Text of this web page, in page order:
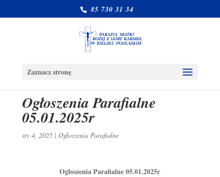
85 730 31 34
Zaznacz stronę
Ogłoszenia Parafialne
05.01.2025r
sty 4, 2025| Ogłoszenia Parafialne
Ogłoszenia Parafialne 05.01.2025r